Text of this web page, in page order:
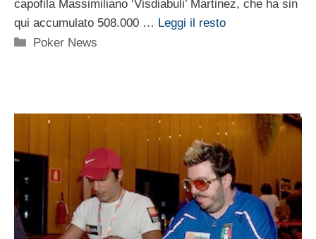
capofila Massimiliano ‘Visdiabuli’ Martinez, che ha sin
qui accumulato 508.000 … Leggi il resto
Categorie
Poker News